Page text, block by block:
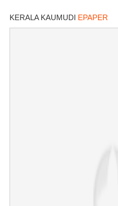
KERALA KAUMUDI EPAPER